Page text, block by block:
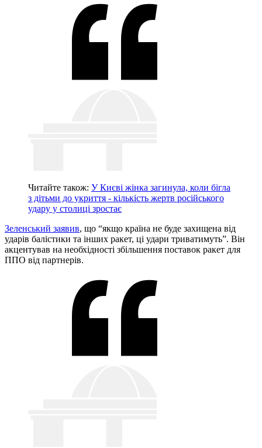
Читайте також: У Києві жінка загинула, коли бігла
з дітьми до укриття - кількість жертв російського
удару у столиці зростає
Зеленський заявив, що “якщо країна не буде захищена від
ударів балістики та інших ракет, ці удари триватимуть”. Він
акцентував на необхідності збільшення поставок ракет для
ППО від партнерів.